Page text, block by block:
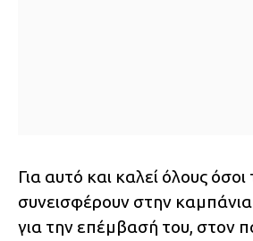
Για αυτό και καλεί όλους
συνεισφέρουν στην
για την επέμβασή του, στον